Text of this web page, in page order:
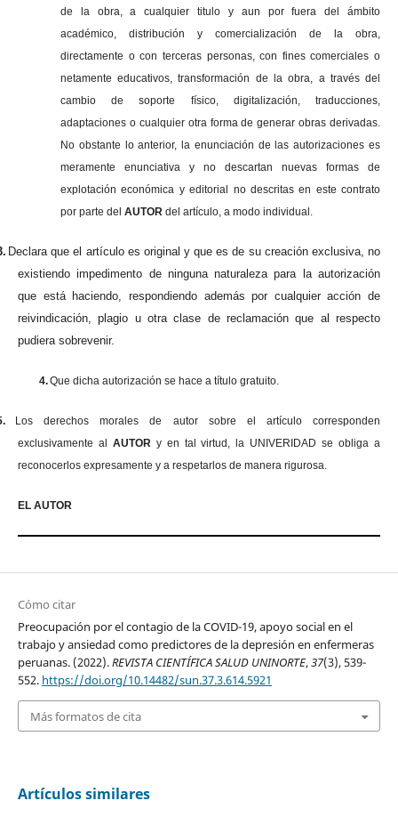
de la obra, a cualquier titulo y aun por fuera del ámbito
académico, distribución y comercialización de la obra,
directamente o con terceras personas, con fines comerciales o
netamente educativos, transformación de la obra, a través del
cambio de soporte físico, digitalización, traducciones,
adaptaciones o cualquier otra forma de generar obras derivadas.
No obstante lo anterior, la enunciación de las autorizaciones es
meramente enunciativa y no descartan nuevas formas de
explotación económica y editorial no descritas en este contrato
por parte del AUTORdel artículo, a modo individual.
Declara que el artículo es original y que es de su creación exclusiva, no
existiendo impedimento de ninguna naturaleza para la autorización
que está haciendo, respondiendo además por cualquier acción de
reivindicación, plagio u otra clase de reclamación que al respecto
pudiera sobrevenir.
4.Que dicha autorización se hace a título gratuito.
Los derechos morales de autor sobre el artículo corresponden
exclusivamente al AUTOR y en tal virtud, la UNIVERIDAD se obliga a
reconocerlos expresamente y a respetarlos de manera rigurosa.
EL AUTOR
Cómo citar
Preocupación por el contagio de la COVID-19, apoyo social en el
trabajo y ansiedad como predictores de la depresión en enfermeras
peruanas. (2022).REVISTA CIENTÍFICA SALUD UNINORTE,37(3), 539-
552. https://doi.org/10.14482/sun.37.3.614.5921
Más formatos de cita
Artículos similares